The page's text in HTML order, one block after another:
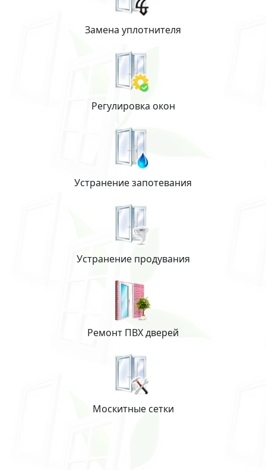
Замена уплотнителя
Регулировка окон
Устранение запотевания
Устранение продувания
Ремонт ПВХ дверей
Москитные сетки